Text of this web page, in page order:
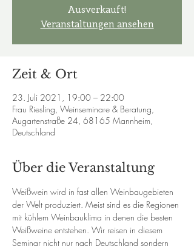
Ausverkauft!
Veranstaltungen ansehen
Zeit & Ort
23. Juli 2021, 19:00 – 22:00
Frau Riesling, Weinseminare & Beratung,
Augartenstraße 24, 68165 Mannheim,
Deutschland
Über die Veranstaltung
Weißwein wird in fast allen Weinbaugebieten
der Welt produziert. Meist sind es die Regionen
mit kühlem Weinbauklima in denen die besten
Weißweine entstehen. Wir reisen in diesem
Seminar nicht nur nach Deutschland sondern